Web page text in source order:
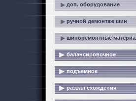
доп. оборудование
ручной демонтаж шин
шиноремонтные
балансировочное
подъемное
развал схождения